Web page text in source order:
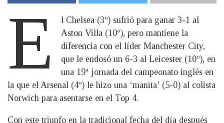
E
l Chelsea (3º) sufrió para ganar 3-1 al
Aston Villa (10º), pero mantiene la
diferencia con el líder Manchester City,
que le endosó un 6-3 al Leicester (10º), en
una 19ª jornada del campeonato inglés en
la que el Arsenal (4º) le hizo una ‘manita’ (5-0) al colista
Norwich para asentarse en el Top 4.
Con este triunfo en la tradicional fecha del día después